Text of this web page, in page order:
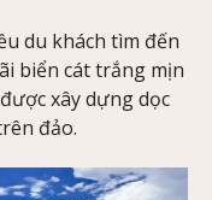
du khách tìm đến
biển cát trắng mịn
xây dựng dọc
đảo.